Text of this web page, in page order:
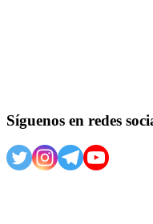
Síguenos en redes